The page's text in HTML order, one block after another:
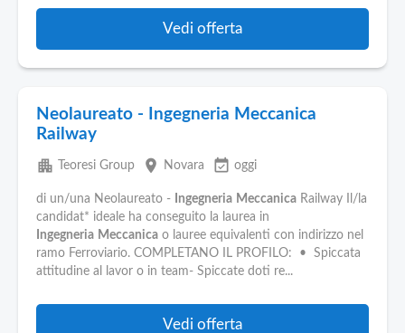
Vedi offerta
Neolaureato - Ingegneria Meccanica
Railway
apartment Teoresi Group place Novara event_available oggi
di un/una Neolaureato - Ingegneria Meccanica Railway Il/la
candidat* ideale ha conseguito la laurea in
Ingegneria Meccanica o lauree equivalenti con indirizzo nel
ramo Ferroviario. COMPLETANO IL PROFILO: • Spiccata
attitudine al lavor o in team- Spiccate doti re...
Vedi offerta